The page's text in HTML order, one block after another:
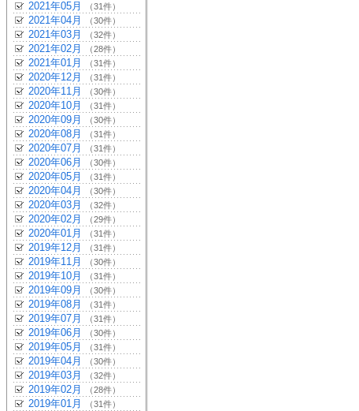
2021年05月 （31件）
2021年04月 （30件）
2021年03月 （32件）
2021年02月 （28件）
2021年01月 （31件）
2020年12月 （31件）
2020年11月 （30件）
2020年10月 （31件）
2020年09月 （30件）
2020年08月 （31件）
2020年07月 （31件）
2020年06月 （30件）
2020年05月 （31件）
2020年04月 （30件）
2020年03月 （32件）
2020年02月 （29件）
2020年01月 （31件）
2019年12月 （31件）
2019年11月 （30件）
2019年10月 （31件）
2019年09月 （30件）
2019年08月 （31件）
2019年07月 （31件）
2019年06月 （30件）
2019年05月 （31件）
2019年04月 （30件）
2019年03月 （32件）
2019年02月 （28件）
2019年01月 （31件）